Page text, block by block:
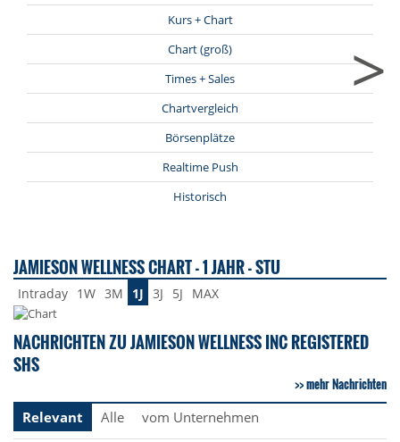
Kurs + Chart
Chart (groß)
Times + Sales
Chartvergleich
Börsenplätze
Realtime Push
Historisch
>
JAMIESON WELLNESS CHART - 1 JAHR - STU
Intraday 1W 3M 1J 3J 5J MAX
NACHRICHTEN ZU JAMIESON WELLNESS INC REGISTERED
SHS
mehr Nachrichten
Relevant
Alle vom Unternehmen